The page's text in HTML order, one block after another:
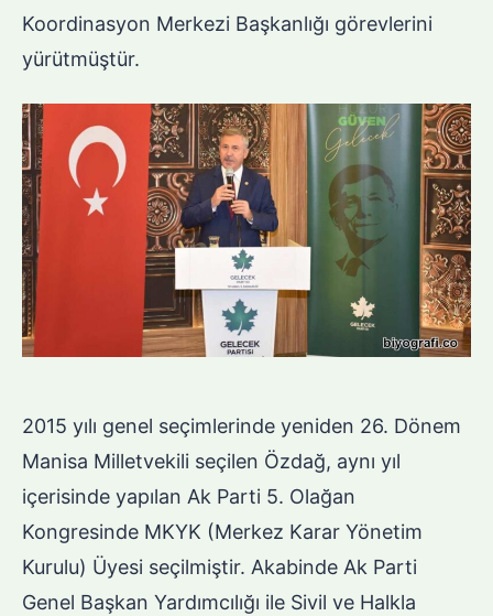
Koordinasyon Merkezi Başkanlığı görevlerini
yürütmüştür.
2015 yılı genel seçimlerinde yeniden 26. Dönem
Manisa Milletvekili seçilen Özdağ, aynı yıl
içerisinde yapılan Ak Parti 5. Olağan
Kongresinde MKYK (Merkez Karar Yönetim
Kurulu) Üyesi seçilmiştir. Akabinde Ak Parti
Genel Başkan Yardımcılığı ile Sivil ve Halkla